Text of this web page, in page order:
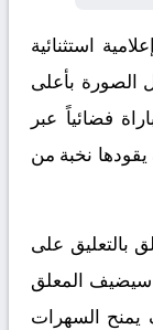
استثنائية
الصورة بأعلى
فضائياً عبر
يقودها نخبة من
بالتعليق على
سيضيف المعلق
يمنح السهرات